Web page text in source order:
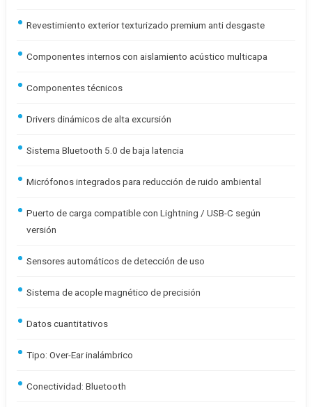
Revestimiento exterior texturizado premium anti desgaste
Componentes internos con aislamiento acústico multicapa
Componentes técnicos
Drivers dinámicos de alta excursión
Sistema Bluetooth 5.0 de baja latencia
Micrófonos integrados para reducción de ruido ambiental
Puerto de carga compatible con Lightning / USB-C según
versión
Sensores automáticos de detección de uso
Sistema de acople magnético de precisión
Datos cuantitativos
Tipo: Over-Ear inalámbrico
Conectividad: Bluetooth